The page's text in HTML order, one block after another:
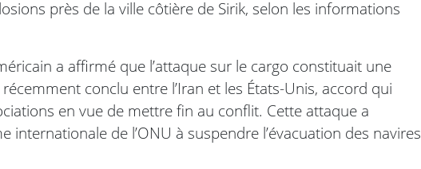
près de la ville côtière de Sirik, selon les informations
a affirmé que l’attaque sur le cargo constituait une
récemment conclu entre l’Iran et les États-Unis, accord qui
en vue de mettre fin au conflit. Cette attaque a
internationale de l’ONU à suspendre l’évacuation des navires